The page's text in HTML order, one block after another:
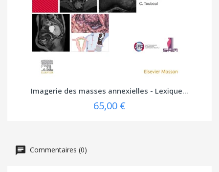
Imagerie des masses annexielles - Lexique...
65,00 €
Commentaires (0)